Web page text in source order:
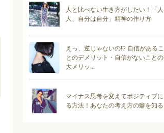
人と比べない生き方がしたい！「
人、自分は自分」精神の作り方
えっ、逆じゃないの!? 自信があるこ
とのデメリット・自信がないこと
大メリッ...
マイナス思考を変えてポジティブ
る方法！あなたの考え方の癖を知る